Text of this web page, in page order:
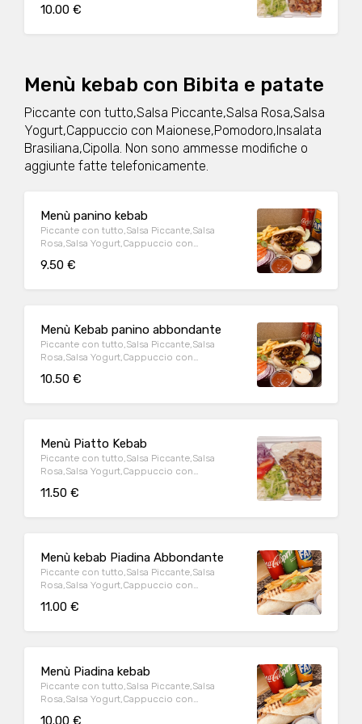
cipolla rossa,
10.00 €
Menù kebab con Bibita e patate
Piccante con tutto,Salsa Piccante,Salsa Rosa,Salsa
Yogurt,Cappuccio con Maionese,Pomodoro,Insalata
Brasiliana,Cipolla. Non sono ammesse modifiche o
aggiunte fatte telefonicamente.
Menù panino kebab
Piccante con tutto,Salsa Piccante,Salsa
Rosa,Salsa Yogurt,Cappuccio con
Brasiliana,Cipolla
9.50 €
Menù Kebab panino abbondante
Piccante con tutto,Salsa Piccante,Salsa
Rosa,Salsa Yogurt,Cappuccio con
Brasiliana,Cipolla
10.50 €
Menù Piatto Kebab
Piccante con tutto,Salsa Piccante,Salsa
Rosa,Salsa Yogurt,Cappuccio con
Brasiliana,Cipolla
11.50 €
Menù kebab Piadina Abbondante
Piccante con tutto,Salsa Piccante,Salsa
Rosa,Salsa Yogurt,Cappuccio con
Brasiliana,Cipolla
11.00 €
Menù Piadina kebab
Piccante con tutto,Salsa Piccante,Salsa
Rosa,Salsa Yogurt,Cappuccio con
10.00 €